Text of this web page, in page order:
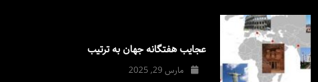
عجایب هفتگانه جهان به ترتیب
مارس 29, 2025